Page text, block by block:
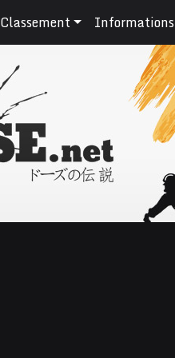
Classement Informations